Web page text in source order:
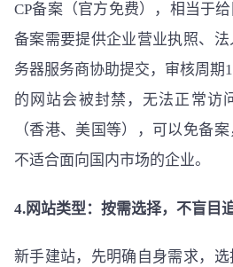
CP备案（官方免费），相当于给
备案需要提供企业营业执照、
务器服务商协助提交，审核周期
的网站会被封禁，无法正常访
（香港、美国等），可以免备
不适合面向国内市场的企业。
4.网站类型：按需选择，不盲目
新手建站，先明确自身需求，